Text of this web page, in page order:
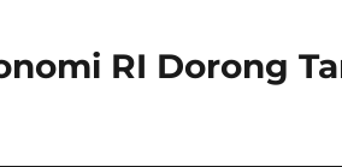
RI Dorong